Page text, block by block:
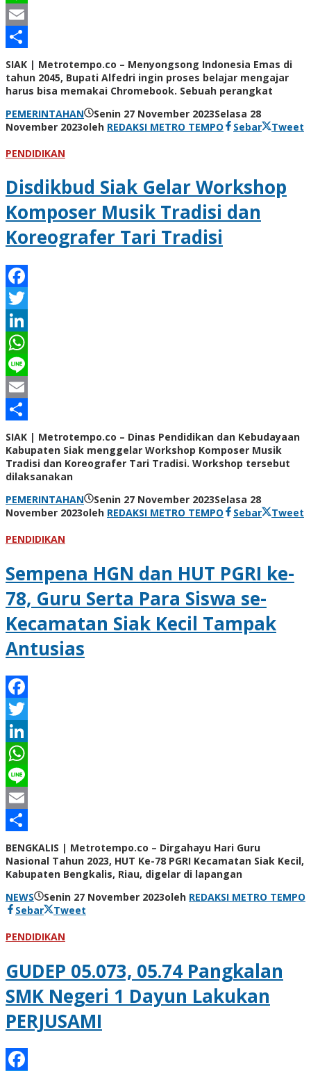
Line
Email
Share
SIAK | Metrotempo.co – Menyongsong Indonesia Emas di
tahun 2045, Bupati Alfedri ingin proses belajar mengajar
harus bisa memakai Chromebook. Sebuah perangkat
PEMERINTAHAN
Senin 27 November 2023Selasa 28
November 2023oleh REDAKSI METRO TEMPO Sebar
Tweet
PENDIDIKAN
Disdikbud Siak Gelar Workshop
Komposer Musik Tradisi dan
Koreografer Tari Tradisi
Facebook
Twitter
LinkedIn
WhatsApp
Line
Email
Share
SIAK | Metrotempo.co – Dinas Pendidikan dan Kebudayaan
Kabupaten Siak menggelar Workshop Komposer Musik
Tradisi dan Koreografer Tari Tradisi. Workshop tersebut
dilaksanakan
PEMERINTAHAN
Senin 27 November 2023Selasa 28
November 2023oleh REDAKSI METRO TEMPO Sebar
Tweet
PENDIDIKAN
Sempena HGN dan HUT PGRI ke-
78, Guru Serta Para Siswa se-
Kecamatan Siak Kecil Tampak
Antusias
Facebook
Twitter
LinkedIn
WhatsApp
Line
Email
Share
BENGKALIS | Metrotempo.co – Dirgahayu Hari Guru
Nasional Tahun 2023, HUT Ke-78 PGRI Kecamatan Siak Kecil,
Kabupaten Bengkalis, Riau, digelar di lapangan
NEWS
Senin 27 November 2023oleh REDAKSI METRO TEMPO
Sebar
Tweet
PENDIDIKAN
GUDEP 05.073, 05.74 Pangkalan
SMK Negeri 1 Dayun Lakukan
PERJUSAMI